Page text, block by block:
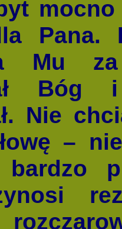
Pana.
Mu
Nie
–
bardzo